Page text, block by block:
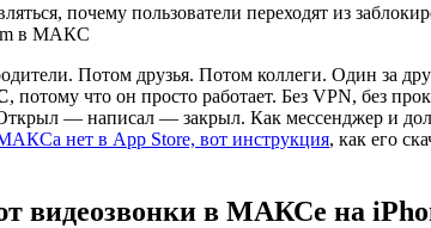
почему пользователи переходят из
в МАКС
Потом друзья. Потом коллеги. Один за
, потому что он просто работает. Без VPN, без
— написал — закрыл. Как мессенджер и
нет в App Store, вот инструкция, как его
видеозвонки в МАКСе на